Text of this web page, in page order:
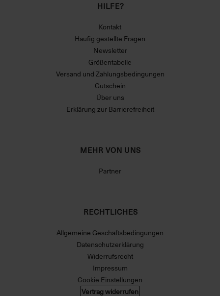
HILFE?
Kontakt
Häufig gestellte Fragen
Newsletter
Größentabelle
Versand und Zahlungsbedingungen
Gutschein
Über uns
Erklärung zur Barrierefreiheit
MEHR VON UNS
Partner
RECHTLICHES
Allgemeine Geschäftsbedingungen
Datenschutzerklärung
Widerrufsrecht
Impressum
Cookie Einstellungen
Vertrag widerrufen